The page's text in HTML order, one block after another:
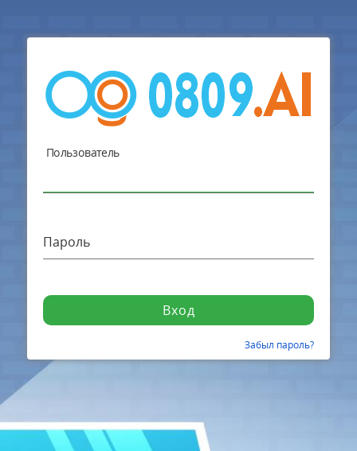
Пользователь
Пароль
Вход
Забыл пароль?